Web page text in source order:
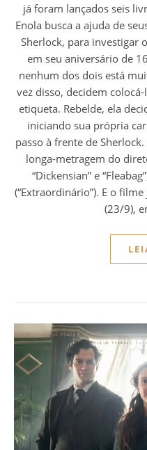
já foram lançados seis
Enola busca a ajuda de
Sherlock, para investigar
em seu aniversário de
nenhum dos dois está
vez disso, decidem
etiqueta. Rebelde, ela
iniciando sua própria
passo à frente de
longa-metragem do
“Dickensian” e
(“Extraordinário”). E o
(23/9),